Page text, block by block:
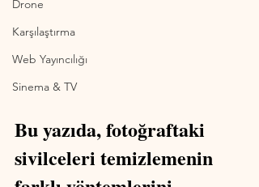
Drone
Karşılaştırma
Web Yayıncılığı
Sinema & TV
Bu yazıda, fotoğraftaki
sivilceleri temizlemenin